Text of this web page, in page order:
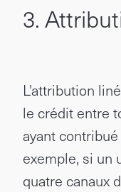
3.
L'attribution
le crédit entre
ayant
exemple, si un
quatre canaux